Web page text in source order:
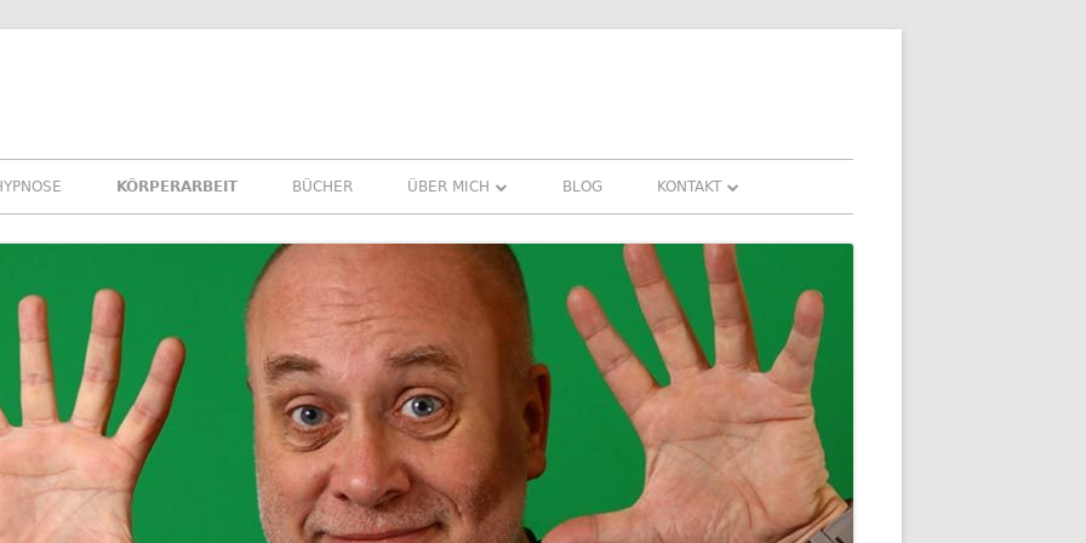
KÖRPERARBEIT BÜCHER ÜBER MICH
REFERENZEN ERFAHRUNGEN UND
NEWSLETTER
BLOG KONTAKT
DOWNLOADS
FAQ
DATENSCHUTZ
IMPRESSUM